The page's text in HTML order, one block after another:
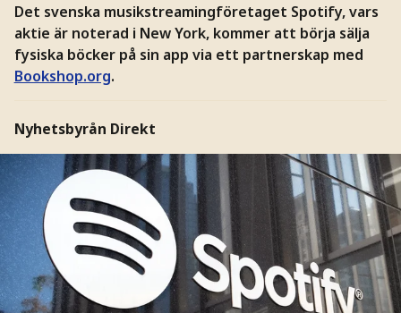
Det svenska musikstreamingföretaget Spotify, vars
aktie är noterad i New York, kommer att börja sälja
fysiska böcker på sin app via ett partnerskap med
Bookshop.org.
Nyhetsbyrån Direkt